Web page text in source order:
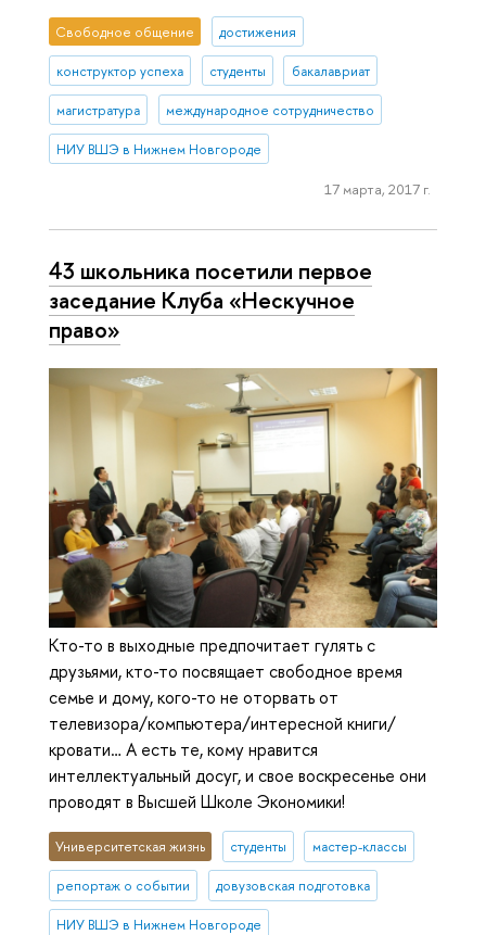
Свободное общение достижения
конструктор успеха студенты бакалавриат
магистратура международное сотрудничество
НИУ ВШЭ в Нижнем Новгороде
17 марта, 2017 г.
43 школьника посетили первое
заседание Клуба «Нескучное
право»
Кто-то в выходные предпочитает гулять с
друзьями, кто-то посвящает свободное время
семье и дому, кого-то не оторвать от
телевизора/компьютера/интересной книги/
кровати… А есть те, кому нравится
интеллектуальный досуг, и свое воскресенье они
проводят в Высшей Школе Экономики!
Университетская жизнь студенты мастер-классы
репортаж о событии довузовская подготовка
НИУ ВШЭ в Нижнем Новгороде